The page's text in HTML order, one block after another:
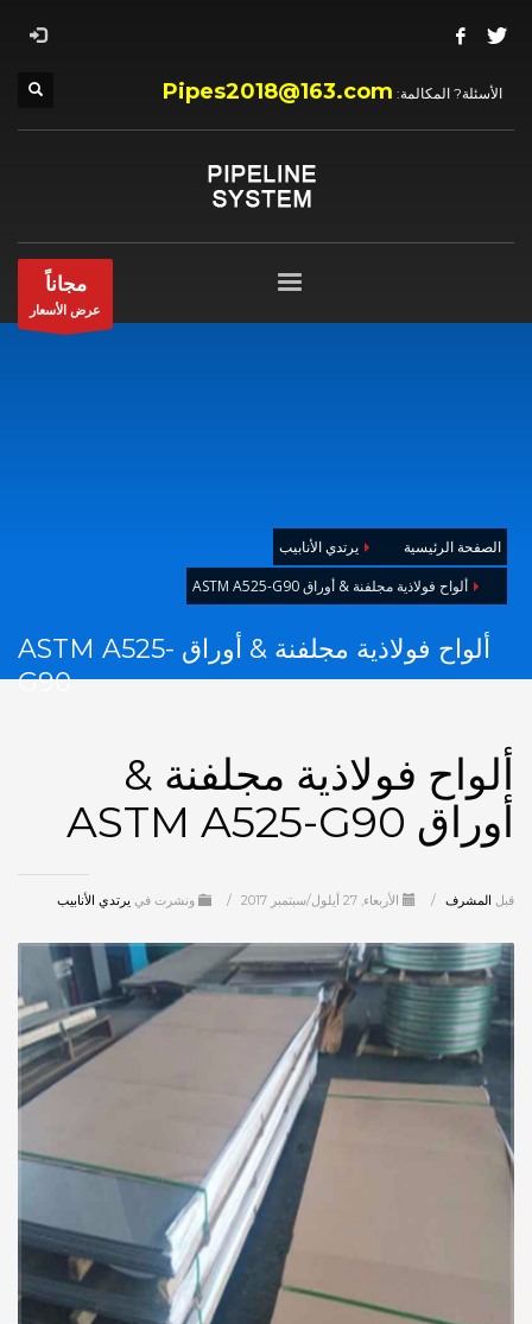
الأسئلة? المكالمة: Pipes2018@163.com
مجاناً
عرض الأسعار
الصفحة الرئيسية
يرتدي الأنابيب
ألواح فولاذية مجلفنة & أوراق ASTM A525-G90
ألواح فولاذية مجلفنة & أوراق ASTM A525-
G90
ألواح فولاذية مجلفنة &
أوراق ASTM A525-G90
قبل المشرف / الأربعاء, 27 أيلول/سبتمبر 2017 / ونشرت في يرتدي الأنابيب